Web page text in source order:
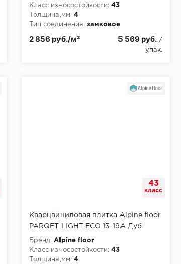
Класс износостойкости: 43
Толщина,мм: 4
Тип соединения: замковое
2 856 руб./м² 5 569 руб. /
упак.
43
класс
Кварцвиниловая плитка Alpine floor
PARQET LIGHT ECO 13-19A Дуб
Антарес
Бренд: Alpine floor
Класс износостойкости: 43
Толщина,мм: 4